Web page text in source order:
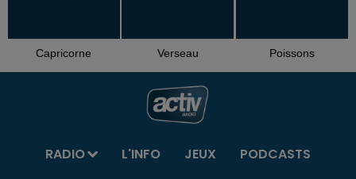
Capricorne Verseau Poissons
RADIO L'INFO JEUX
PODCASTS